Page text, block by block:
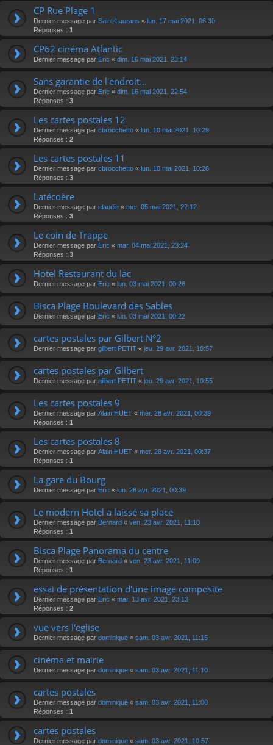
CP Rue Plage 1
Dernier message par Saint-Laurans « lun. 17 mai 2021, 06:30
Réponses : 1
CP62 cinéma Atlantic
Dernier message par Eric « dim. 16 mai 2021, 23:14
Sans garantie de l'endroit...
Dernier message par Eric « dim. 16 mai 2021, 22:54
Réponses : 3
Les cartes postales 12
Dernier message par cbrocchetto « lun. 10 mai 2021, 10:29
Réponses : 2
Les cartes postales 11
Dernier message par cbrocchetto « lun. 10 mai 2021, 10:26
Réponses : 3
Latécoère
Dernier message par claudie « mer. 05 mai 2021, 22:12
Réponses : 3
Le coin de Trappe
Dernier message par Eric « mar. 04 mai 2021, 23:24
Réponses : 3
Hotel Restaurant du lac
Dernier message par Eric « lun. 03 mai 2021, 00:26
Bisca Plage Boulevard des Sables
Dernier message par Eric « lun. 03 mai 2021, 00:22
cartes postales par Gilbert N°2
Dernier message par gilbert PETIT « jeu. 29 avr. 2021, 10:57
cartes postales par Gilbert
Dernier message par gilbert PETIT « jeu. 29 avr. 2021, 10:55
Les cartes postales 9
Dernier message par Alain HUET « mer. 28 avr. 2021, 00:39
Réponses : 1
Les cartes postales 8
Dernier message par Alain HUET « mer. 28 avr. 2021, 00:37
Réponses : 1
La gare du Bourg
Dernier message par Eric « lun. 26 avr. 2021, 00:39
Le modern Hotel a laissé sa place
Dernier message par Bernard « ven. 23 avr. 2021, 11:10
Réponses : 1
Bisca Plage Panorama du centre
Dernier message par Bernard « ven. 23 avr. 2021, 11:09
Réponses : 1
essai de présentation d'une image composite
Dernier message par Eric « mar. 13 avr. 2021, 23:13
Réponses : 2
vue vers l'eglise
Dernier message par dominique « sam. 03 avr. 2021, 11:15
cinéma et mairie
Dernier message par dominique « sam. 03 avr. 2021, 11:10
cartes postales
Dernier message par dominique « sam. 03 avr. 2021, 11:00
Réponses : 1
cartes postales
Dernier message par dominique « sam. 03 avr. 2021, 10:57